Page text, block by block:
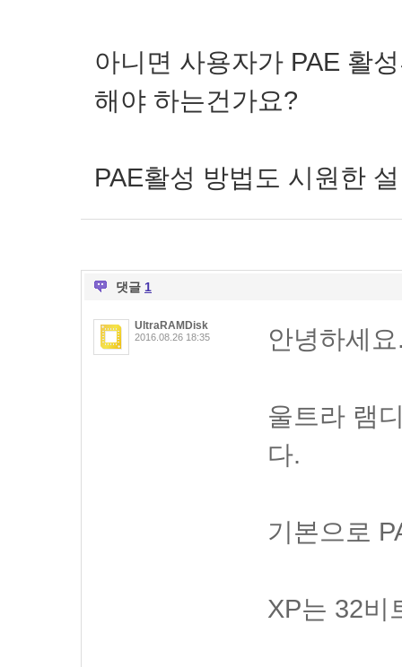
아니면 사용자가 PAE 활
해야 하는건가요?
PAE활성 방법도 시원한
댓글 1
UltraRAMDisk
2016.08.26 18:35 안녕하세
울트라 램
다.
기본으로
XP는 32비